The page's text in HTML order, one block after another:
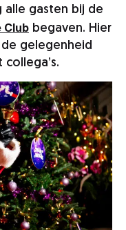
alle gasten bij de
Club begaven. Hier
gelegenheid